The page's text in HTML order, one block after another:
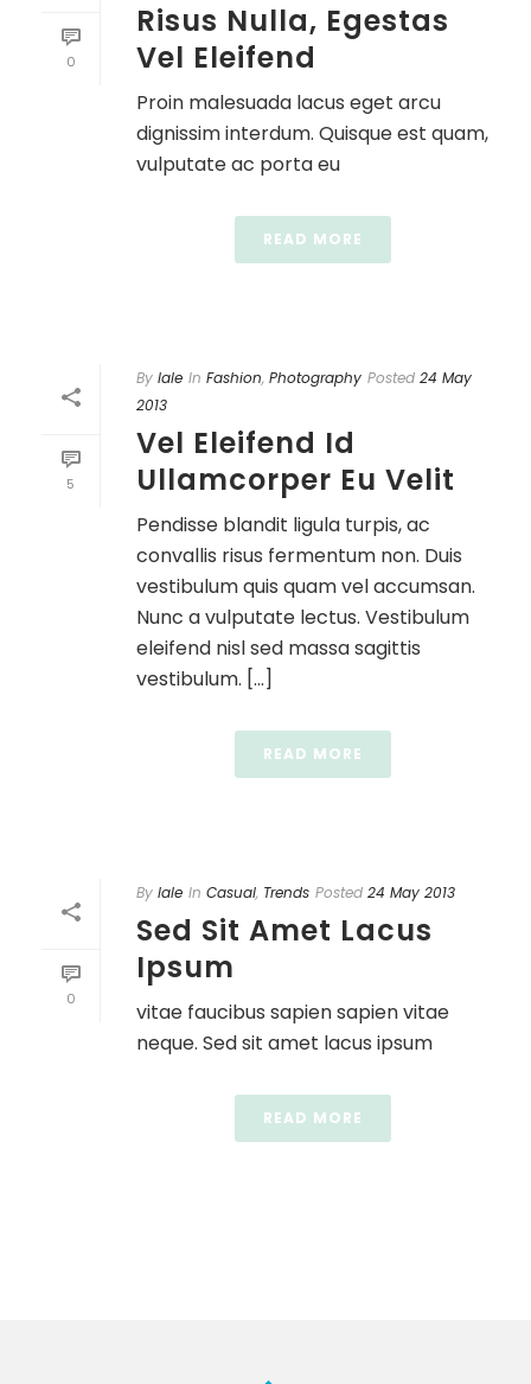
0
Risus Nulla, Egestas
Vel Eleifend
Proin malesuada lacus eget arcu
dignissim interdum. Quisque est quam,
vulputate ac porta eu
READ MORE
5
By lale In Fashion, Photography Posted 24 May
2013
Vel Eleifend Id
Ullamcorper Eu Velit
Pendisse blandit ligula turpis, ac
convallis risus fermentum non. Duis
vestibulum quis quam vel accumsan.
Nunc a vulputate lectus. Vestibulum
eleifend nisl sed massa sagittis
vestibulum. [...]
READ MORE
0
By lale In Casual, Trends Posted 24 May 2013
Sed Sit Amet Lacus
Ipsum
vitae faucibus sapien sapien vitae
neque. Sed sit amet lacus ipsum
READ MORE